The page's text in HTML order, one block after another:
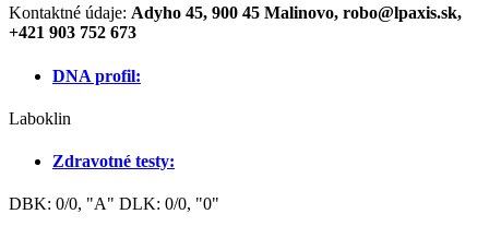
Kontaktné údaje: Adyho 45, 900 45 Malinovo, robo@lpaxis.sk,
+421 903 752 673
DNA profil:
Laboklin
Zdravotné testy:
DBK: 0/0, "A" DLK: 0/0, "0"